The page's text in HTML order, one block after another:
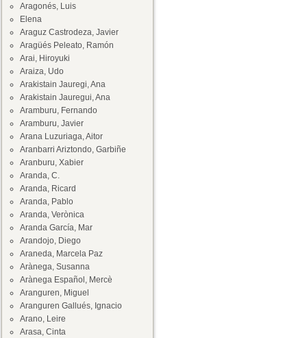
Aragonés, Luis
Elena
Araguz Castrodeza, Javier
Aragüés Peleato, Ramón
Arai, Hiroyuki
Araiza, Udo
Arakistain Jauregi, Ana
Arakistain Jauregui, Ana
Aramburu, Fernando
Aramburu, Javier
Arana Luzuriaga, Aitor
Aranbarri Ariztondo, Garbiñe
Aranburu, Xabier
Aranda, C.
Aranda, Ricard
Aranda, Pablo
Aranda, Verònica
Aranda García, Mar
Arandojo, Diego
Araneda, Marcela Paz
Arànega, Susanna
Arànega Español, Mercè
Aranguren, Miguel
Aranguren Gallués, Ignacio
Arano, Leire
Arasa, Cinta